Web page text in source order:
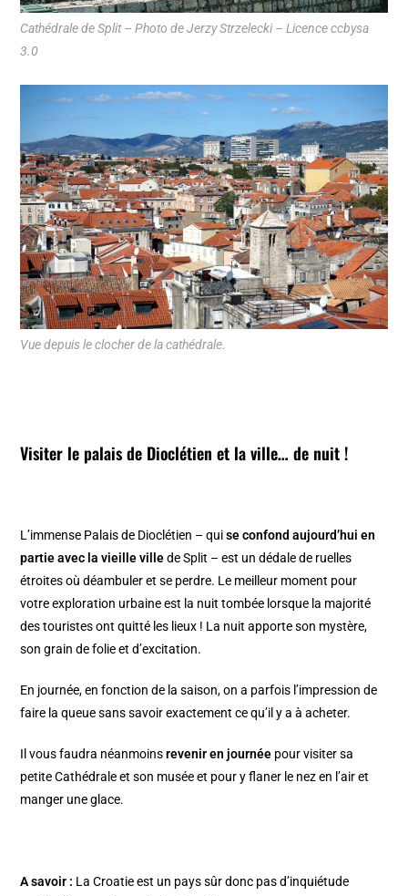
Cathédrale de Split – Photo de Jerzy Strzelecki – Licence ccbysa
3.0
Vue depuis le clocher de la cathédrale.
Visiter le palais de Dioclétien et la ville… de nuit !
L’immense Palais de Dioclétien – quise confond aujourd’hui en
partie avec la vieille villede Split – est un dédale de ruelles
étroites où déambuler et se perdre. Le meilleur moment pour
votre exploration urbaine est la nuit tombée lorsque la majorité
des touristes ont quitté les lieux ! La nuit apporte son mystère,
son grain de folie et d’excitation.
En journée, en fonction de la saison, on a parfois l’impression de
faire la queue sans savoir exactement ce qu’il y a à acheter.
Il vous faudra néanmoinsrevenir en journée pour visiter sa
petite Cathédrale et son musée et pour y flaner le nez en l’air et
manger une glace.
A savoir : La Croatie est un pays sûr donc pas d’inquiétude